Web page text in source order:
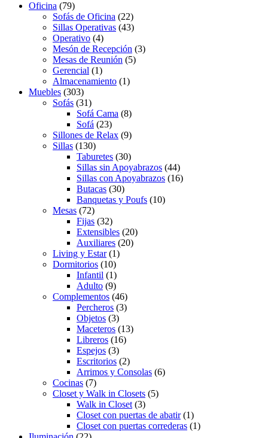
Oficina (79)
Sofás de Oficina (22)
Sillas Operativas (43)
Operativo (4)
Mesón de Recepción (3)
Mesas de Reunión (5)
Gerencial (1)
Almacenamiento (1)
Muebles (303)
Sofás (31)
Sofá Cama (8)
Sofá (23)
Sillones de Relax (9)
Sillas (130)
Taburetes (30)
Sillas sin Apoyabrazos (44)
Sillas con Apoyabrazos (16)
Butacas (30)
Banquetas y Poufs (10)
Mesas (72)
Fijas (32)
Extensibles (20)
Auxiliares (20)
Living y Estar(1)
Dormitorios (10)
Infantil (1)
Adulto (9)
Complementos (46)
Percheros (3)
Objetos (3)
Maceteros (13)
Libreros (16)
Espejos (3)
Escritorios (2)
Arrimos y Consolas (6)
Cocinas (7)
Closet y Walk in Closets (5)
Walk in Closet (3)
Closet con puertas de abatir(1)
Closet con puertas correderas (1)